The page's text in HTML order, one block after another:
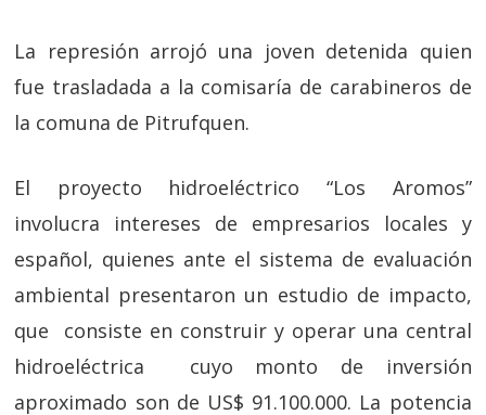
La represión arrojó una joven detenida quien
fue trasladada a la comisaría de carabineros de
la comuna de Pitrufquen.
El proyecto hidroeléctrico “Los Aromos”
involucra intereses de empresarios locales y
español, quienes ante el sistema de evaluación
ambiental presentaron un estudio de impacto,
que consiste en construir y operar una central
hidroeléctrica cuyo monto de inversión
aproximado son de US$ 91.100.000. La potencia